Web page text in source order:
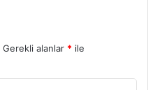
Gerekli alanlar * ile